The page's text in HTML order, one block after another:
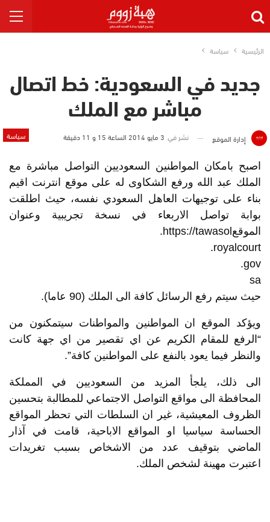
الرئيسية سياسة
جديد في السعودية: خط اتصال
مباشر مع الملك
سياسة إدارة الموقع نشر في 3 مايو 2014 الساعة 15 و 11 دقيقة
اصبح بامكان المواطنين السعوديين التواصل مباشرة مع
الملك عبد الله ورفع الشكاوى له على موقع انترنت اقيم
بناء على توجيهات العاهل السعودي نفسه، حيث اطلقت
بوابة تواصل الاربعاء في نسخة تجريبية وعنوان
الموقعhttps://tawasol.
royalcourt.
gov.
sa
حيث سيتم رفع الرسائل كافة الى الملك (90 عاما).
ويؤكد الموقع ان المواطنين والمواطنات سيتمكنون من
“الرفع للمقام الكريم عن اي تقصير من اي جهة كانت
والنظر فيما يعود بالنفع على المواطنين كافة”.
الى ذلك، يلجأ المزيد من السعوديين في المملكة
المحافظة الى مواقع التواصل الاجتماعي للمطالبة بتحسين
الظروف المعيشية، غير ان السلطات التي تحظر المواقع
الحساسة سياسيا او المواقع الاباحية، قامت في آذار
الماضي بتوقيف عدد من الاشخاص بسبب تغريدات
اعتبرت مهينة لشخص الملك.